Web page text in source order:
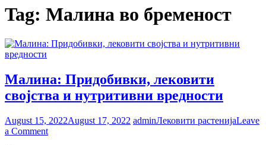
Tag: Малина во бременост
Малина: Придобивки, лековити
својства и нутритивни вредности
August 15, 2022August 17, 2022 adminЛековити растенијаLeave
a Commenton